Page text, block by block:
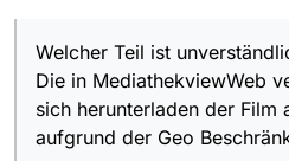
das auf die letzten 4 Filme
alle Titel 2020 ausgestrahlt
Welcher Teil ist
Die in MediathekviewWeb
sich herunterladen der Film
aufgrund der Geo